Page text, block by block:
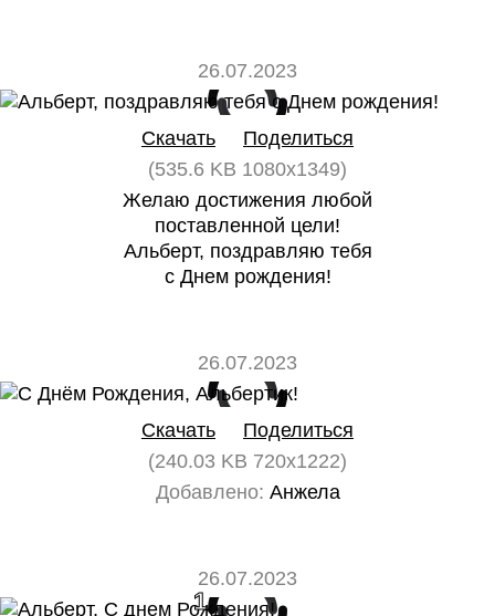
26.07.2023
0 0
Скачать
Поделиться
(535.6 KB 1080x1349)
Желаю достижения любой
поставленной цели!
Альберт, поздравляю тебя
с Днем рождения!
26.07.2023
0 0
Скачать
Поделиться
(240.03 KB 720x1222)
Добавлено: Анжела
26.07.2023
1